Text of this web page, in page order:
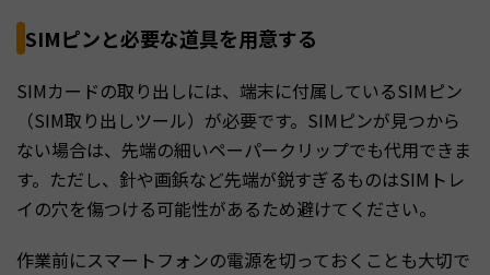
SIMピンと必要な道具を用意する
SIMカードの取り出しには、端末に付属しているSIMピン
（SIM取り出しツール）が必要です。SIMピンが見つから
ない場合は、先端の細いペーパークリップでも代用できま
す。ただし、針や画鋲など先端が鋭すぎるものはSIMトレ
イの穴を傷つける可能性があるため避けてください。
作業前にスマートフォンの電源を切っておくことも大切で